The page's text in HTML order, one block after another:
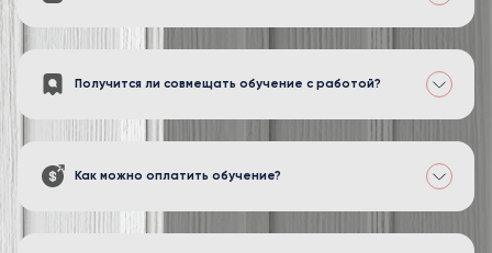
Получится ли совмещать обучение с работой?
Как можно оплатить обучение?